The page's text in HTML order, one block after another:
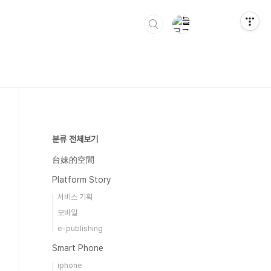
분류 전체보기
台妹的空間
Platform Story
서비스 기획
모바일
e-publishing
Smart Phone
iphone